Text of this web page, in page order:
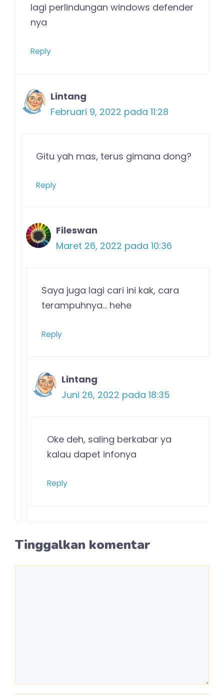
lagi perlindungan windows defender
nya
Reply
Lintang
Februari 9, 2022 pada 11:28
Gitu yah mas, terus gimana dong?
Reply
Fileswan
Maret 26, 2022 pada 10:36
Saya juga lagi cari ini kak, cara
terampuhnya… hehe
Reply
Lintang
Juni 26, 2022 pada 18:35
Oke deh, saling berkabar ya
kalau dapet infonya
Reply
Tinggalkan komentar